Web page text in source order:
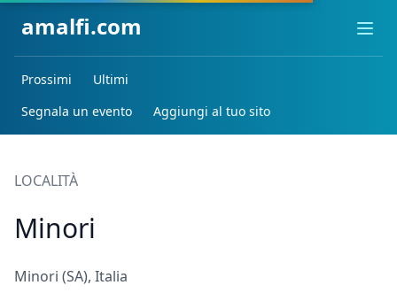
amalfi.com
Prossimi
Ultimi
Segnala un evento
Aggiungi al tuo sito
LOCALITÀ
Minori
Minori (SA), Italia